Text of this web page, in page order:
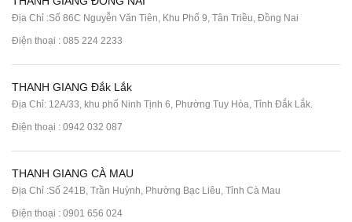
Địa Chỉ :Số 86C Nguyễn Văn Tiên, Khu Phố 9, Tân Triều, Đồng Nai
Điện thoại : 085 224 2233
THANH GIANG Đắk Lắk
Địa Chỉ: 12A/33, khu phố Ninh Tịnh 6, Phường Tuy Hòa, Tỉnh Đắk Lắk.
Điện thoại : 0942 032 087
THANH GIANG CÀ MAU
Địa Chỉ :Số 241B, Trần Huỳnh, Phường Bạc Liêu, Tỉnh Cà Mau
Điện thoại : 0901 656 024